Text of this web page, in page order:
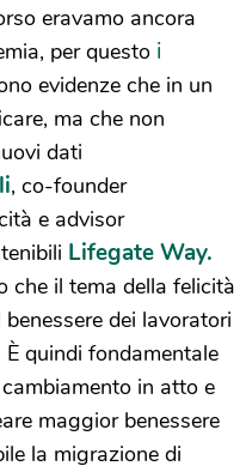
eravamo ancora
per questo i
evidenze che in un
ma che non
dati
, co-founder
e advisor
Lifegate Way.
che il tema della felicità
dei lavoratori
quindi fondamentale
in atto e
maggior benessere
la migrazione di